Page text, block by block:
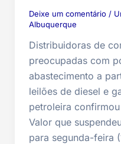
Deixe um comentário /
Albuquerque
Distribuidoras de
preocupadas com
abastecimento a
leilões de diesel e
petroleira
Valor que
para segunda-feira